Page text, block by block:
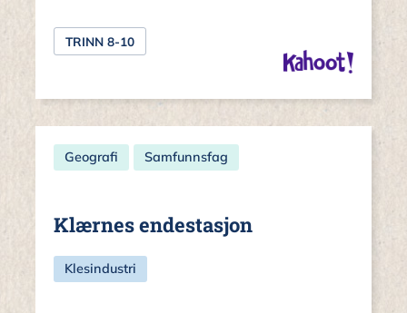
TRINN 8-10
Geografi Samfunnsfag
Klærnes endestasjon
Klesindustri